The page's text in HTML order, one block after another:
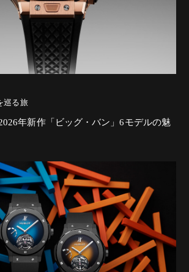
巡る旅
年新作「ビッグ・バン」6モデルの魅